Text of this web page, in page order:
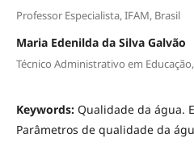
Professor Especialista, IFAM, Brasil
Maria Edenilda da Silva Galvão
Técnico Administrativo em
Keywords: Qualidade da água.
Parâmetros de qualidade da